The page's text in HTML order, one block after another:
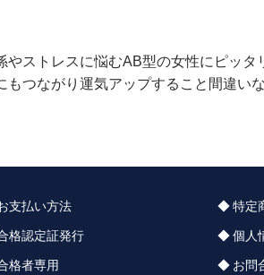
やストレスに悩むAB型の女性にピッタ
つながり運気アップすること間違いな
支払い方法
格認定証発行
格者専用
特定
個人
お問